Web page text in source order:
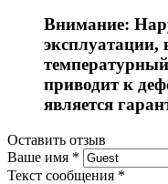
Внимание:
приводит к
является
Оставить отзыв
Ваше имя *
Текст сообщения *